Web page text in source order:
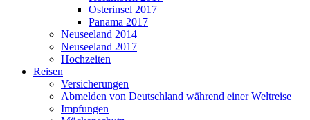
Osterinsel 2017
Panama 2017
Neuseeland 2014
Neuseeland 2017
Hochzeiten
Reisen
Versicherungen
Abmelden von Deutschland während einer Weltreise
Impfungen